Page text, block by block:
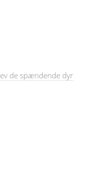
de spændende dyr